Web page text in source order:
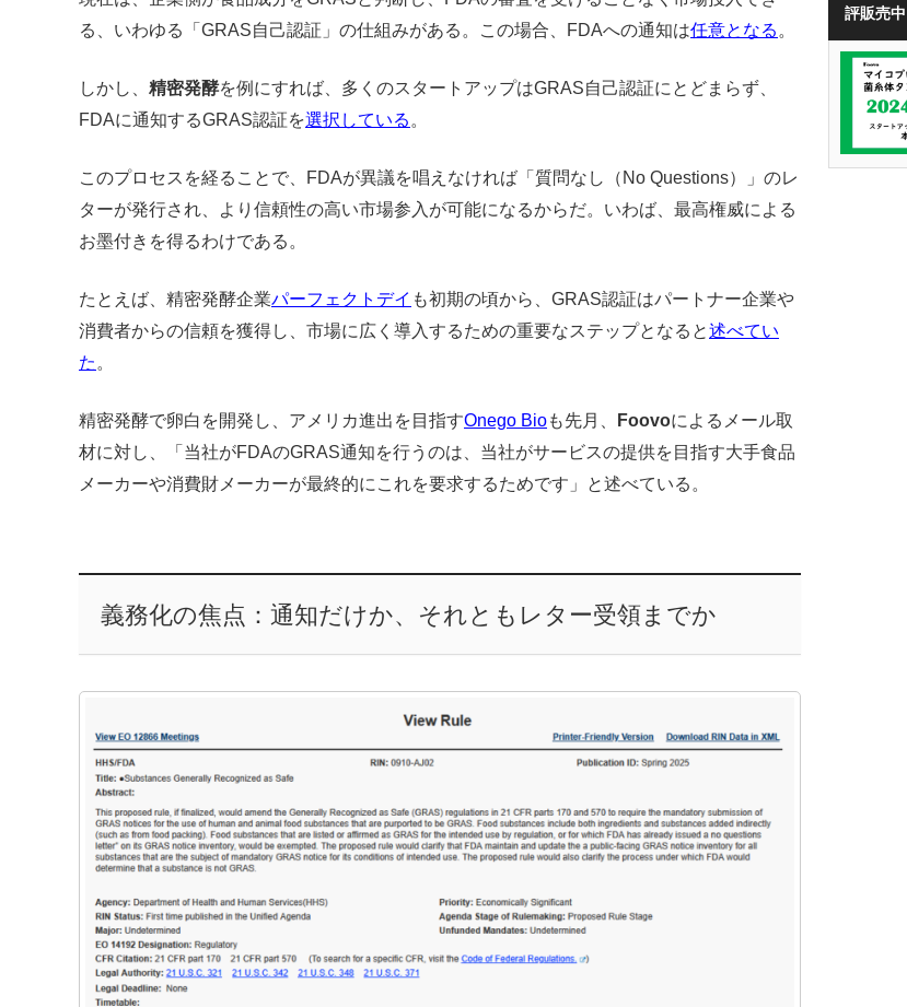
る、いわゆる「GRAS自己認証」の仕組みがある。この場合、FDAへの通知は任意となる 。
しかし、 精密発酵を例にすれば、多くのスタートアップはGRAS自己認証にとどまらず、
FDAに通知するGRAS認証を選択している 。
このプロセスを経ることで、FDAが異議を唱えなければ「質問なし（No Questions）」のレ
ターが発行され、より信頼性の高い市場参入が可能になるからだ。いわば、最高権威による
お墨付きを得るわけである。
たとえば、精密発酵企業パーフェクトデイ も初期の頃から、GRAS認証はパートナー企業や
消費者からの信頼を獲得し、市場に広く導入するための重要なステップとなると述べてい
た 。
精密発酵で卵白を開発し、アメリカ進出を目指すOnego Bioも先月、 Foovoによるメール取
材に対し、「当社がFDAのGRAS通知を行うのは、当社がサービスの提供を目指す大手食品
メーカーや消費財メーカーが最終的にこれを要求するためです」と述べている。
義務化の焦点：通知だけか、それともレター受領までか
評販売中